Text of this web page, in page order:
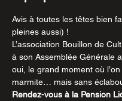
Avis à toutes les têtes bien
pleines aussi) !
L’association Bouillon de
à son Assemblée Générale
oui, le grand moment où
marmite… mais sans
Rendez-vous à la Pension